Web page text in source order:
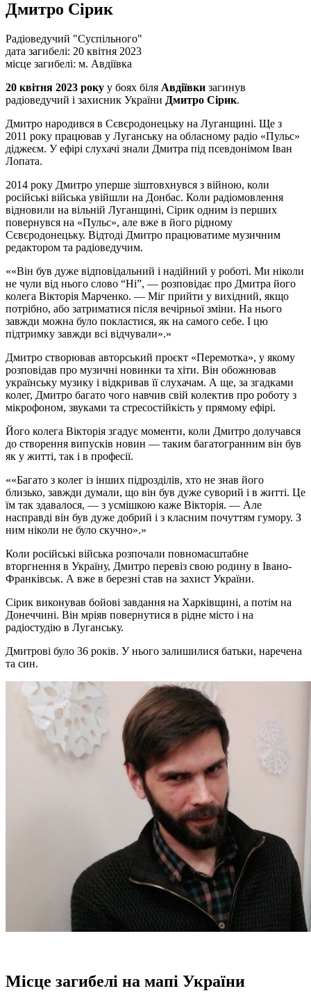
Дмитро Сірик
Радіоведучий "Суспільного"
дата загибелі: 20 квітня 2023
місце загибелі: м. Авдіївка
20 квітня 2023 року у боях біля Авдіївки загинув
радіоведучий і захисник України Дмитро Сірик.
Дмитро народився в Сєвєродонецьку на Луганщині. Ще з
2011 року працював у Луганську на обласному радіо «Пульс»
діджеєм. У ефірі слухачі знали Дмитра під псевдонімом Іван
Лопата.
2014 року Дмитро уперше зіштовхнувся з війною, коли
російські війська увійшли на Донбас. Коли радіомовлення
відновили на вільній Луганщині, Сірик одним із перших
повернувся на «Пульс», але вже в його рідному
Сєвєродонецьку. Відтоді Дмитро працюватиме музичним
редактором та радіоведучим.
«Він був дуже відповідальний і надійний у роботі. Ми ніколи
не чули від нього слово “Ні”, — розповідає про Дмитра його
колега Вікторія Марченко. — Міг прийти у вихідний, якщо
потрібно, або затриматися після вечірньої зміни. На нього
завжди можна було покластися, як на самого себе. І цю
підтримку завжди всі відчували».
Дмитро створював авторський проєкт «Перемотка», у якому
розповідав про музичні новинки та хіти. Він обожнював
українську музику і відкривав її слухачам. А ще, за згадками
колег, Дмитро багато чого навчив свій колектив про роботу з
мікрофоном, звуками та стресостійкість у прямому ефірі.
Його колега Вікторія згадує моменти, коли Дмитро долучався
до створення випусків новин — таким багатогранним він був
як у житті, так і в професії.
«Багато з колег із інших підрозділів, хто не знав його
близько, завжди думали, що він був дуже суворий і в житті. Це
їм так здавалося, — з усмішкою каже Вікторія. — Але
насправді він був дуже добрий і з класним почуттям гумору. З
ним ніколи не було скучно».
Коли російські війська розпочали повномасштабне
вторгнення в Україну, Дмитро перевіз свою родину в Івано-
Франківськ. А вже в березні став на захист України.
Сірик виконував бойові завдання на Харківщині, а потім на
Донеччині. Він мріяв повернутися в рідне місто і на
радіостудію в Луганську.
Дмитрові було 36 років. У нього залишилися батьки, наречена
та син.
Місце загибелі на мапі України